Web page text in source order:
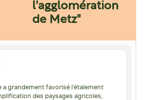
l'agglomération
de Metz"
a grandement favorisé l’étalement
des paysages agricoles,